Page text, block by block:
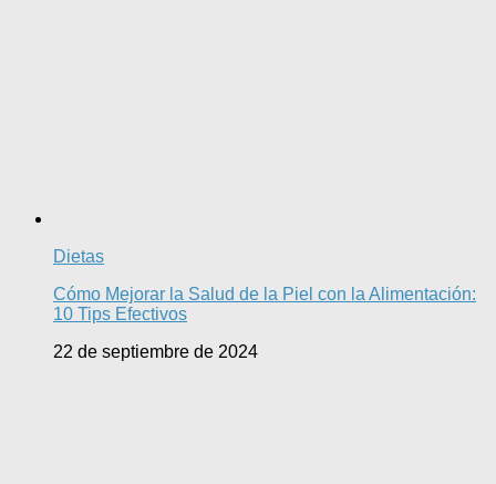
Dietas
Cómo Mejorar la Salud de la Piel con la Alimentación:
10 Tips Efectivos
22 de septiembre de 2024